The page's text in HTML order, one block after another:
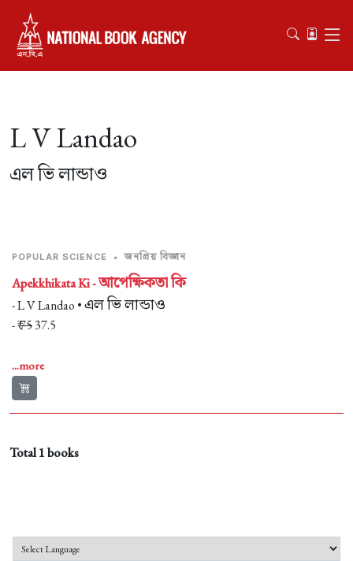
L V Landao
এল ভি লান্ডাও
POPULAR SCIENCE • জনপ্রিয় বিজ্ঞান
Apekkhikata Ki -আপেক্ষিকতা কি
- L V Landao •এল ভি লান্ডাও
- ₹7537.5
...more
Total 1 books